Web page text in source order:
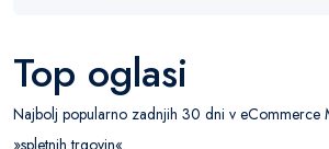
Top oglasi
Najbolj popularno zadnjih 30 dni v eCommerce